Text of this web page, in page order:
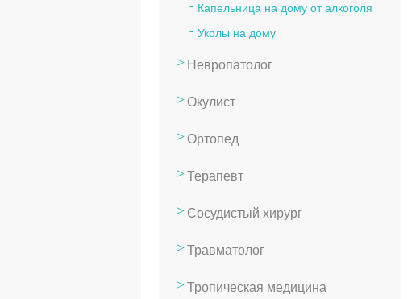
Капельница на дому от алкоголя
Уколы на дому
Невропатолог
Окулист
Ортопед
Терапевт
Сосудистый хирург
Травматолог
Тропическая медицина